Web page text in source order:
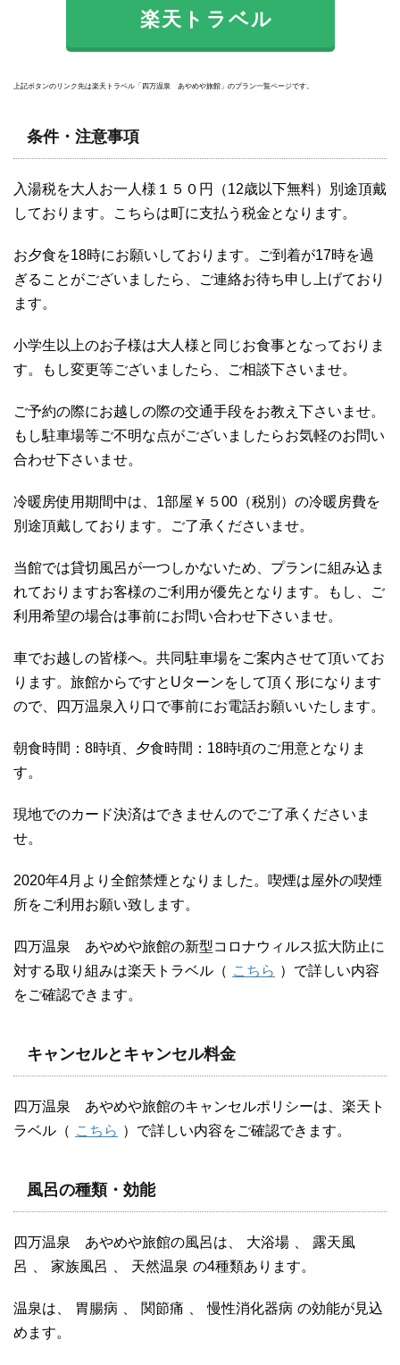
楽天トラベル
上記ボタンのリンク先は楽天トラベル「四万温泉 あやめや旅館」のプラン一覧ページです。
条件・注意事項
入湯税を大人お一人様１５０円（12歳以下無料）別途頂戴
しております。こちらは町に支払う税金となります。
お夕食を18時にお願いしております。ご到着が17時を過
ぎることがございましたら、ご連絡お待ち申し上げており
ます。
小学生以上のお子様は大人様と同じお食事となっておりま
す。もし変更等ございましたら、ご相談下さいませ。
ご予約の際にお越しの際の交通手段をお教え下さいませ。
もし駐車場等ご不明な点がございましたらお気軽のお問い
合わせ下さいませ。
冷暖房使用期間中は、1部屋￥５00（税別）の冷暖房費を
別途頂戴しております。ご了承くださいませ。
当館では貸切風呂が一つしかないため、プランに組み込ま
れておりますお客様のご利用が優先となります。もし、ご
利用希望の場合は事前にお問い合わせ下さいませ。
車でお越しの皆様へ。共同駐車場をご案内させて頂いてお
ります。旅館からですとUターンをして頂く形になります
ので、四万温泉入り口で事前にお電話お願いいたします。
朝食時間：8時頃、夕食時間：18時頃のご用意となりま
す。
現地でのカード決済はできませんのでご了承くださいま
せ。
2020年4月より全館禁煙となりました。喫煙は屋外の喫煙
所をご利用お願い致します。
四万温泉 あやめや旅館の新型コロナウィルス拡大防止に
対する取り組みは楽天トラベル（ こちら ）で詳しい内容
をご確認できます。
キャンセルとキャンセル料金
四万温泉 あやめや旅館のキャンセルポリシーは、楽天ト
ラベル（ こちら ）で詳しい内容をご確認できます。
風呂の種類・効能
四万温泉 あやめや旅館の風呂は、 大浴場
露天風
呂
家族風呂 天然温泉 の4種類あります。
温泉は、 胃腸病 関節痛 慢性消化器病 の効能が見込
めます。